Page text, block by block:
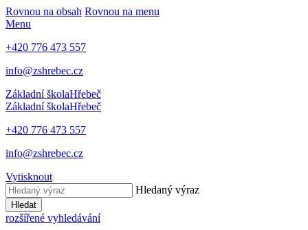
Rovnou na obsah Rovnou na menu
Menu
+420 776 473 557
info@zshrebec.cz
Základní školaHřebeč
Základní školaHřebeč
+420 776 473 557
info@zshrebec.cz
Vytisknout
Hledaný výraz
Hledat
rozšířené vyhledávání